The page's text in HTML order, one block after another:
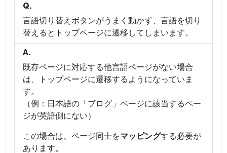
Q.
言語切り替えボタンがうまく動かず、言語を切り
替えるとトップページに遷移してしまいます。
A.
既存ページに対応する他言語ページがない場合
は、トップページに遷移するようになっていま
す。
（例：日本語の「ブログ」ページに該当するペー
ジが英語側にない）
この場合は、ページ同士をマッピングする必要が
あります。